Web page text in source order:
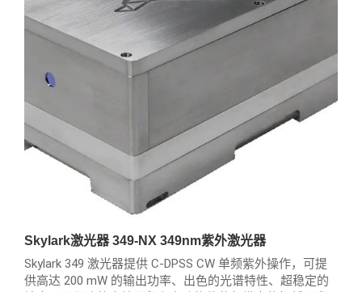
Skylark激光器 349-NX 349nm紫外激光器
Skylark 349 激光器提供 C-DPSS CW 单频紫外操作，可提
供高达 200 mW 的输出功率、出色的光谱特性、超稳定的